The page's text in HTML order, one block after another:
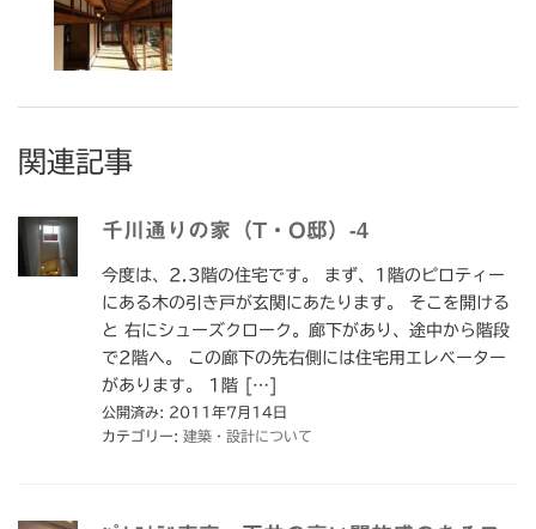
関連記事
千川通りの家（T・O邸）-4
今度は、2.3階の住宅です。 まず、1階のピロティー
にある木の引き戸が玄関にあたります。 そこを開ける
と 右にシューズクローク。廊下があり、途中から階段
で2階へ。 この廊下の先右側には住宅用エレベーター
があります。 1階 […]
公開済み: 2011年7月14日
カテゴリー: 建築・設計について